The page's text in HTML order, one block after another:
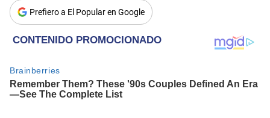
Prefiero a El Popular en Google